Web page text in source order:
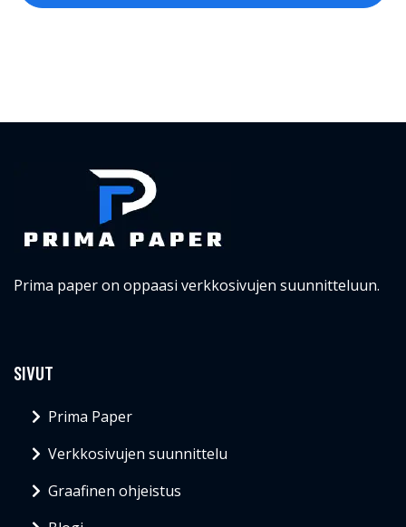
Prima paper on oppaasi verkkosivujen suunnitteluun.
SIVUT
Prima Paper
Verkkosivujen suunnittelu
Graafinen ohjeistus